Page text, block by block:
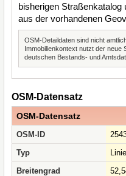
bisherigen
aus der vorhandenen
OSM-Detaildaten sind nicht
Immobilienkontext nutzt der
deutschen Bestands- und
OSM-Datensatz
OSM-Datensatz
OSM-ID
Typ
Breitengrad